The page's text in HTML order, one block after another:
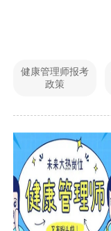
健康管理师报考
政策